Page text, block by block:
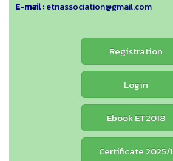
E-mail :etnassociation@gmail.com
Registration
Login
Ebook ET2018
Certificate 2025/1